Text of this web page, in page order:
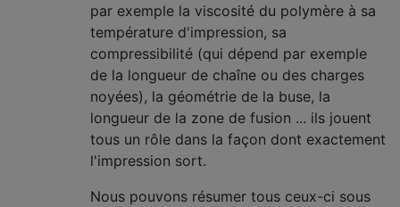
par exemple la viscosité du polymère à sa
température d'impression, sa
compressibilité (qui dépend par exemple
de la longueur de chaîne ou des charges
noyées), la géométrie de la buse, la
longueur de la zone de fusion ... ils jouent
tous un rôle dans la façon dont exactement
l'impression sort.
Nous pouvons résumer tous ceux-ci sous